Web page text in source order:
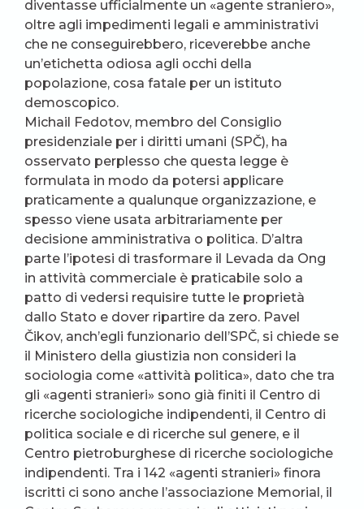
diventasse ufficialmente un «agente straniero»,
oltre agli impedimenti legali e amministrativi
che ne conseguirebbero, riceverebbe anche
un’etichetta odiosa agli occhi della
popolazione, cosa fatale per un istituto
demoscopico.
Michail Fedotov, membro del Consiglio
presidenziale per i diritti umani (SPČ), ha
osservato perplesso che questa legge è
formulata in modo da potersi applicare
praticamente a qualunque organizzazione, e
spesso viene usata arbitrariamente per
decisione amministrativa o politica. D’altra
parte l’ipotesi di trasformare il Levada da Ong
in attività commerciale è praticabile solo a
patto di vedersi requisire tutte le proprietà
dallo Stato e dover ripartire da zero. Pavel
Čikov, anch’egli funzionario dell’SPČ, si chiede se
il Ministero della giustizia non consideri la
sociologia come «attività politica», dato che tra
gli «agenti stranieri» sono già finiti il Centro di
ricerche sociologiche indipendenti, il Centro di
politica sociale e di ricerche sul genere, e il
Centro pietroburghese di ricerche sociologiche
indipendenti. Tra i 142 «agenti stranieri» finora
iscritti ci sono anche l’associazione Memorial, il